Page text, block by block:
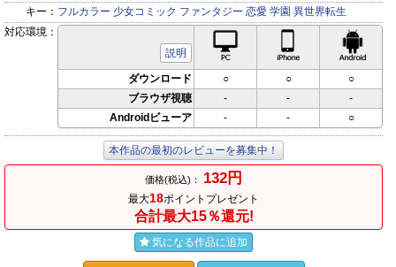
キー： フルカラー 少女コミック ファンタジー 恋愛 学園 異世界転生
対応環境：
説明
iPhone対応
ダウンロード ○ ○
○
ブラウザ視聴
- -
-
Androidビューア
- - ○
本作品の最初のレビューを募集中！
価格(税込)： 132円
最大18ポイントプレゼント
合計最大15％還元!
気になる作品に追加